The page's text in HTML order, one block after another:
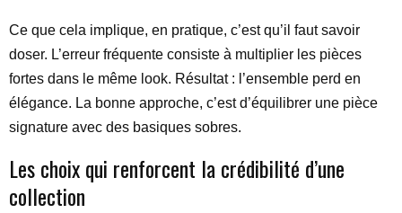
Ce que cela implique, en pratique, c’est qu’il faut savoir
doser. L’erreur fréquente consiste à multiplier les pièces
fortes dans le même look. Résultat : l’ensemble perd en
élégance. La bonne approche, c’est d’équilibrer une pièce
signature avec des basiques sobres.
Les choix qui renforcent la crédibilité d’une
collection